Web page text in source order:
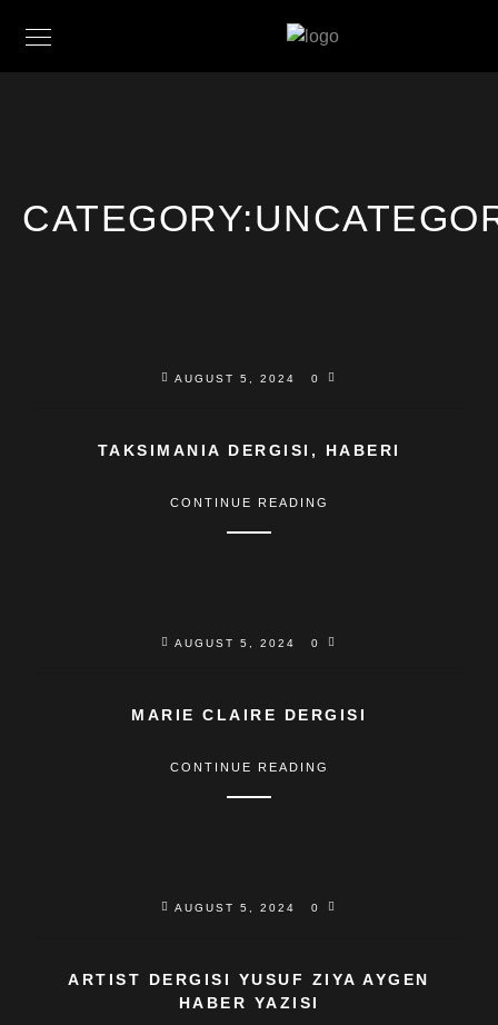
CATEGORY:
AUGUST 5, 2024 0
TAKSIMANIA DERGISI, HABERI
CONTINUE READING
AUGUST 5, 2024 0
MARIE CLAIRE DERGISI
CONTINUE READING
AUGUST 5, 2024 0
ARTIST DERGISI YUSUF ZIYA AYGEN
HABER YAZISI